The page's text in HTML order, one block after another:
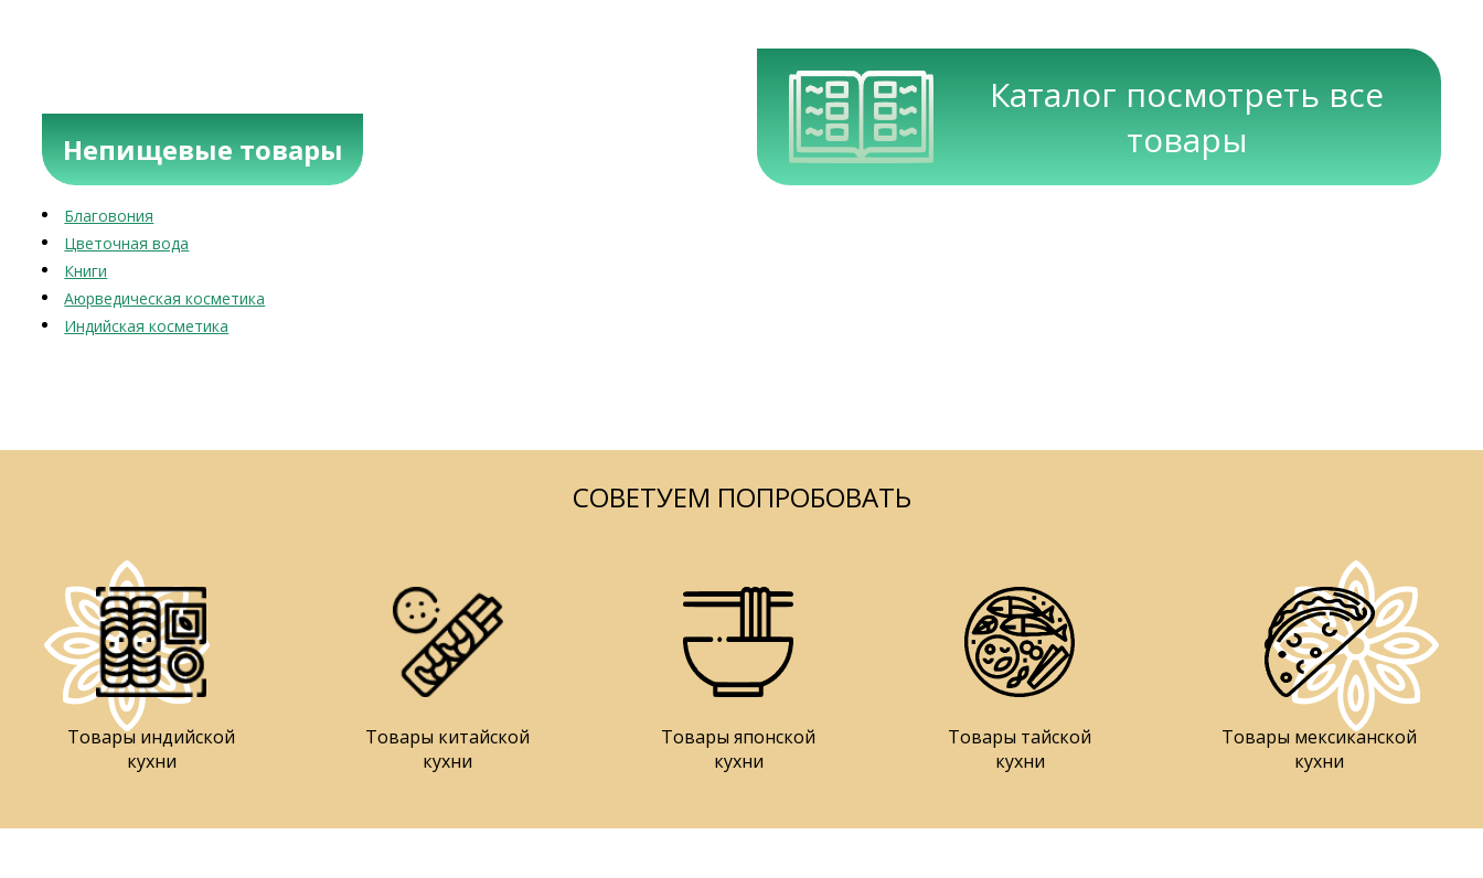
Непищевые товары
Благовония
Цветочная вода
Книги
Аюрведическая косметика
Индийская косметика
Каталог посмотреть все
товары
СОВЕТУЕМ ПОПРОБОВАТЬ
Товары индийской
кухни
Товары китайской
кухни
Товары японской
кухни
Товары тайской
кухни
Товары мексиканской
кухни